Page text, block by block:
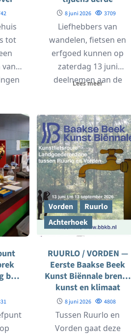
tot
van
Achterhoekse
Torentocht
8 juni 2026 3709
Liefhebbers van
wandelen, fietsen en
erfgoed kunnen op
zaterdag 13 juni
deelnemen aan de
10.00 en...
Lees meer
bij
Vorden
Ruurlo
Achterhoek
RUURLO / VORDEN —
Eerste Baakse Beek
Kunst Biënnale brengt
kunst en klimaat
samen tussen Ruurlo
en Vorden
8 juni 2026 4808
Tussen Ruurlo en
Vorden gaat deze